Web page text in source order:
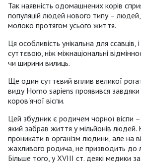
Так наявність одомашнених корів
популяцій людей нового типу – людей,
молоко протягом усього життя.
Ця особливість унікальна для ссавців,
суттєвою, ніж міжнаціональні
чи ширини вилиць.
Ще один суттєвий вплив великої
виду Homo sapiens проявився завдяки
коров'ячої віспи.
Цей збудник є родичем чорної віспи
який забрав життя у мільйонів
проникати в організм людини, але на
жахливого родича, не призводить до
Більше того, у XVIII ст. деякі медики